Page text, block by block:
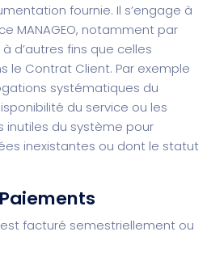
fournie. Il s’engage à
MANAGEO, notamment par
d’autres fins que celles
le Contrat Client. Par exemple
systématiques du
du service ou les
inutiles du système pour
inexistantes ou dont le statut
est facturé semestriellement ou